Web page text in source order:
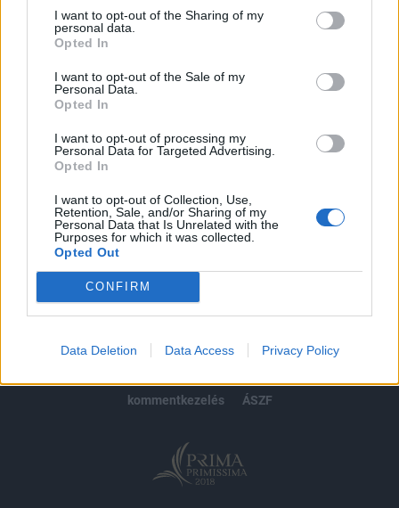
I want to opt-out of the Sharing of my
personal data.
Opted In
I want to opt-out of the Sale of my
Personal Data.
Opted In
I want to opt-out of processing my
Personal Data for Targeted Advertising.
Opted In
I want to opt-out of Collection, Use,
Retention, Sale, and/or Sharing of my
Personal Data that Is Unrelated with the
Purposes for which it was collected.
Opted Out
CONFIRM
Data Deletion Data Access Privacy Policy
Portfolio.hu teljes cikkarchívum
Kötéslisták: BÉT elmúlt 2 év napon belüli
MÁR ELŐFIZETŐNK VAGY?
© 2026 Portfolio
impresszum
jogi nyilatkozat
süti beállítások
kommentkezelés
ÁSZF